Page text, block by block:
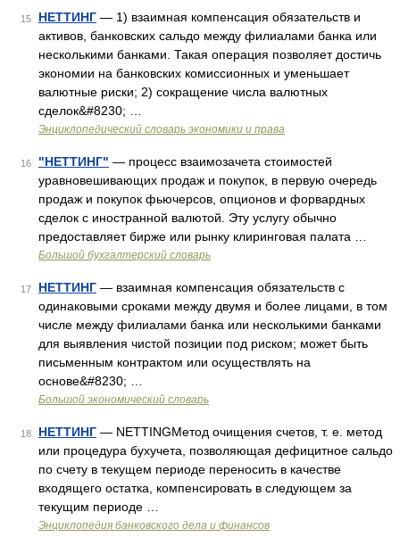
15 НЕТТИНГ — 1) взаимная компенсация обязательств и
активов, банковских сальдо между филиалами банка или
несколькими банками. Такая операция позволяет достичь
экономии на банковских комиссионных и уменьшает
валютные риски; 2) сокращение числа валютных
сделок&#8230; …
Энциклопедический словарь экономики и права
16 "НЕТТИНГ" — процесс взаимозачета стоимостей
уравновешивающих продаж и покупок, в первую очередь
продаж и покупок фьючерсов, опционов и форвардных
сделок с иностранной валютой. Эту услугу обычно
предоставляет бирже или рынку клиринговая палата …
Большой бухгалтерский словарь
17 НЕТТИНГ — взаимная компенсация обязательств с
одинаковыми сроками между двумя и более лицами, в том
числе между филиалами банка или несколькими банками
для выявления чистой позиции под риском; может быть
письменным контрактом или осуществлять на
основе&#8230; …
Большой экономический словарь
18 НЕТТИНГ — NETTINGМетод очищения счетов, т. е. метод
или процедура бухучета, позволяющая дефицитное сальдо
по счету в текущем периоде переносить в качестве
входящего остатка, компенсировать в следующем за
текущим периоде …
Энциклопедия банковского дела и финансов